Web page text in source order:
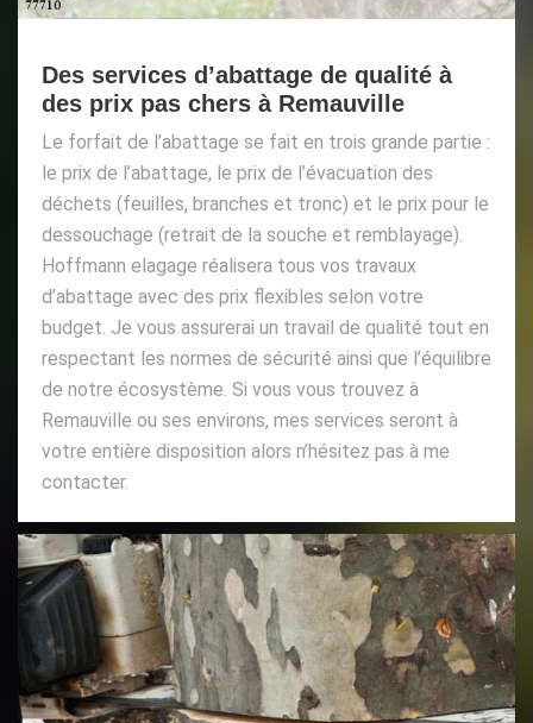
Des services d’abattage de qualité à
des prix pas chers à Remauville
Le forfait de l’abattage se fait en trois grande partie :
le prix de l’abattage, le prix de l’évacuation des
déchets (feuilles, branches et tronc) et le prix pour le
dessouchage (retrait de la souche et remblayage).
Hoffmann elagage réalisera tous vos travaux
d’abattage avec des prix flexibles selon votre
budget. Je vous assurerai un travail de qualité tout en
respectant les normes de sécurité ainsi que l’équilibre
de notre écosystème. Si vous vous trouvez à
Remauville ou ses environs, mes services seront à
votre entière disposition alors n’hésitez pas à me
contacter.